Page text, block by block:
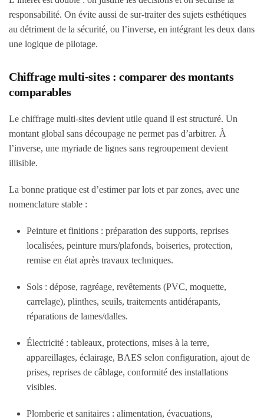
responsabilité. On évite aussi de sur-traiter des sujets esthétiques
au détriment de la sécurité, ou l’inverse, en intégrant les deux dans
une logique de pilotage.
Chiffrage multi-sites : comparer des montants
comparables
Le chiffrage multi-sites devient utile quand il est structuré. Un
montant global sans découpage ne permet pas d’arbitrer. À
l’inverse, une myriade de lignes sans regroupement devient
illisible.
La bonne pratique est d’estimerpar lots et par zones, avec une
nomenclature stable :
Peinture et finitions : préparation des supports, reprises
localisées, peinture murs/plafonds, boiseries, protection,
remise en état après travaux techniques.
Sols : dépose, ragréage, revêtements (PVC, moquette,
carrelage), plinthes, seuils, traitements antidérapants,
réparations de lames/dalles.
Électricité : tableaux, protections, mises à la terre,
appareillages, éclairage, BAES selon configuration, ajout de
prises, reprises de câblage, conformité des installations
visibles.
Plomberie et sanitaires : alimentation, évacuations,